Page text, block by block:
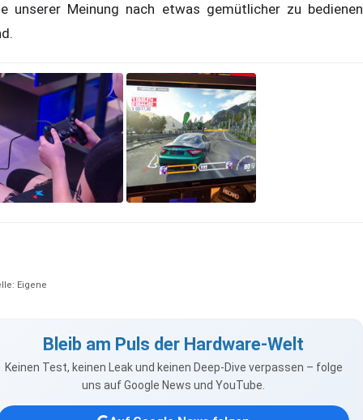
unserer Meinung nach etwas gemütlicher zu bedienen
Eigene
Bleib am Puls der Hardware-Welt
Keinen Test, keinen Leak und keinen Deep-Dive verpassen – folge
uns auf Google News und YouTube.